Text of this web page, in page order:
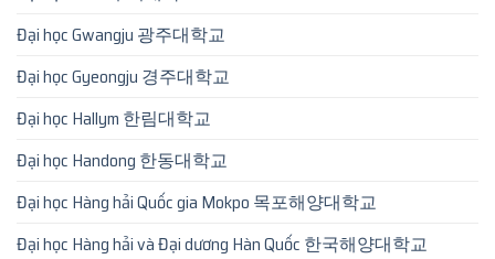
Đại học Gwangju 광주대학교
Đại học Gyeongju 경주대학교
Đại học Hallym 한림대학교
Đại học Handong 한동대학교
Đại học Hàng hải Quốc gia Mokpo 목포해양대학교
Đại học Hàng hải và Đại dương Hàn Quốc 한국해양대학교